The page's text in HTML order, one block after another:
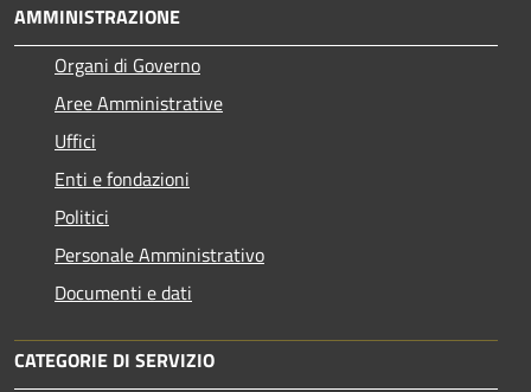
AMMINISTRAZIONE
Organi di Governo
Aree Amministrative
Uffici
Enti e fondazioni
Politici
Personale Amministrativo
Documenti e dati
CATEGORIE DI SERVIZIO